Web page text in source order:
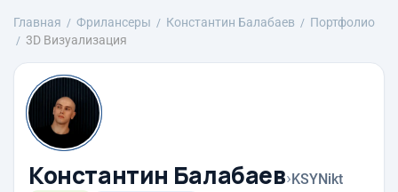
Главная Фрилансеры Константин Балабаев
Портфолио
3D Визуализация
Константин Балабаев›KSYNikt